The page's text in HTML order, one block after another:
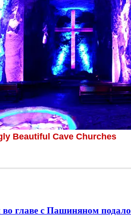
главе с Пашиняном подало